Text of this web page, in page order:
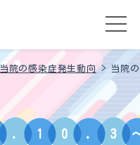
当院の感染症発生動向> 当院
. 1 0 . 3